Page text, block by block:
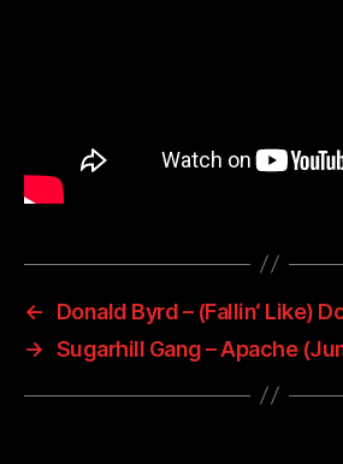
←
Donald Byrd – (Fallin‘ Like)
→ Sugarhill Gang – Apache